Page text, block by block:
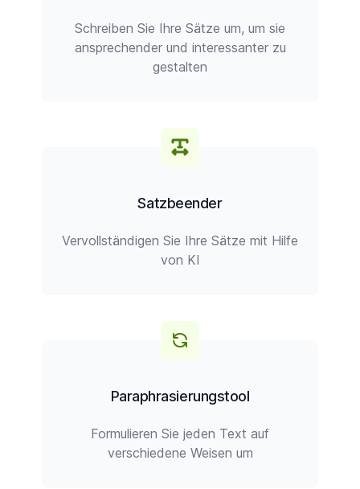
Schreiben Sie Ihre Sätze um, um sie
ansprechender und interessanter zu
gestalten
Satzbeender
Vervollständigen Sie Ihre Sätze mit Hilfe
von KI
Paraphrasierungstool
Formulieren Sie jeden Text auf
verschiedene Weisen um